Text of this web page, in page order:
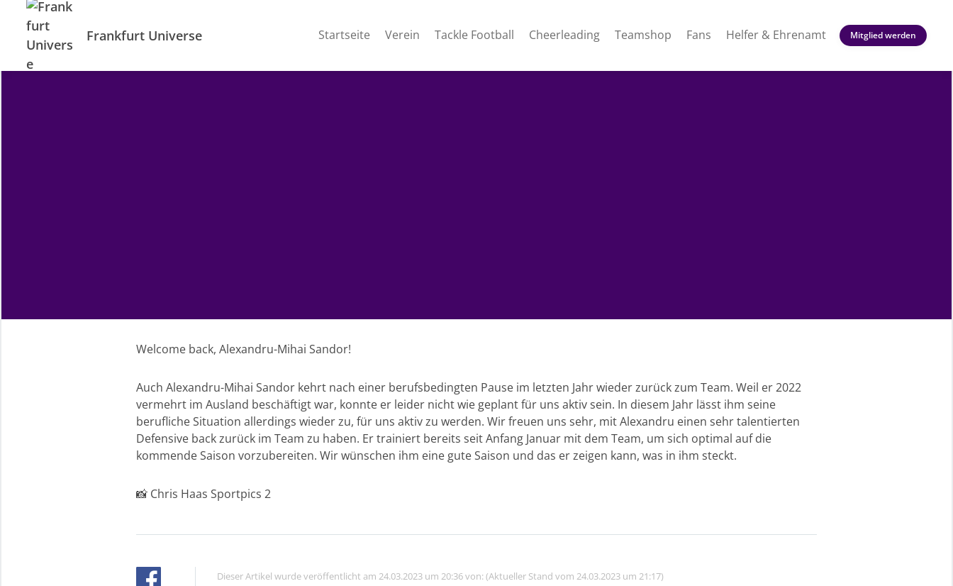
Frankfurt Universe Startseite Verein Tackle Football Cheerleading Teamshop Fans Helfer & Ehrenamt Mitglied werden
Welcome back, Alexandru-Mihai Sandor!
Auch Alexandru-Mihai Sandor kehrt nach einer berufsbedingten Pause im letzten Jahr wieder zurück zum Team. Weil er 2022
vermehrt im Ausland beschäftigt war, konnte er leider nicht wie geplant für uns aktiv sein. In diesem Jahr lässt ihm seine
berufliche Situation allerdings wieder zu, für uns aktiv zu werden. Wir freuen uns sehr, mit Alexandru einen sehr talentierten
Defensive back zurück im Team zu haben. Er trainiert bereits seit Anfang Januar mit dem Team, um sich optimal auf die
kommende Saison vorzubereiten. Wir wünschen ihm eine gute Saison und das er zeigen kann, was in ihm steckt.
📸 Chris Haas Sportpics 2
Dieser Artikel wurde veröffentlicht am 24.03.2023 um 20:36 von: (Aktueller Stand vom 24.03.2023 um 21:17)